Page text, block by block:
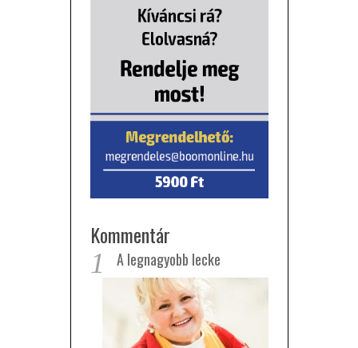
Kommentár
1 A legnagyobb lecke